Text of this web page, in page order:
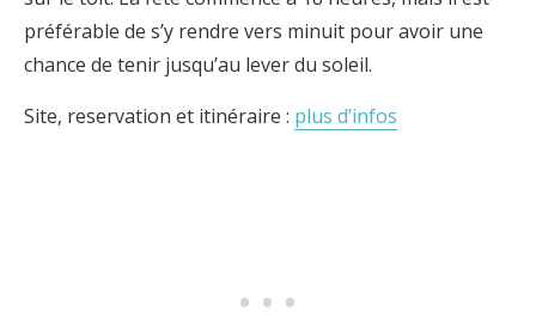
préférable de s’y rendre vers minuit pour avoir une
chance de tenir jusqu’au lever du soleil.
Site, reservation et itinéraire : plus d’infos